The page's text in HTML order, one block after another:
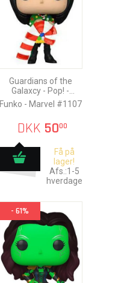
Guardians of the
Galaxcy - Pop! -
Holiday Mantis
Funko - Marvel #1107
DKK 5000
Få på
lager!
Afs.:1-5
hverdage
- 61%